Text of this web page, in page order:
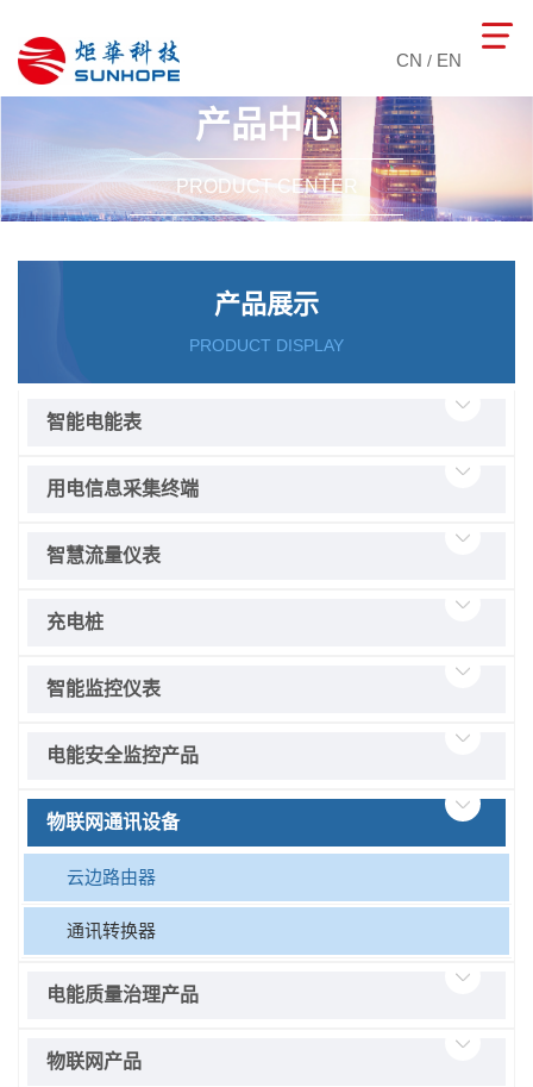
CN / EN
产品中心
PRODUCT CENTER
产品展示
PRODUCT DISPLAY
智能电能表
用电信息采集终端
智慧流量仪表
充电桩
智能监控仪表
电能安全监控产品
物联网通讯设备
云边路由器
通讯转换器
电能质量治理产品
物联网产品